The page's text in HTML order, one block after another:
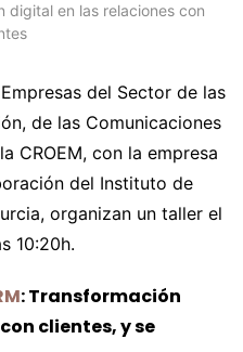
digital en las relaciones con
del Sector de las
de las Comunicaciones
CROEM, con la empresa
del Instituto de
organizan un taller el
10:20h.
: Transformación
clientes, y se